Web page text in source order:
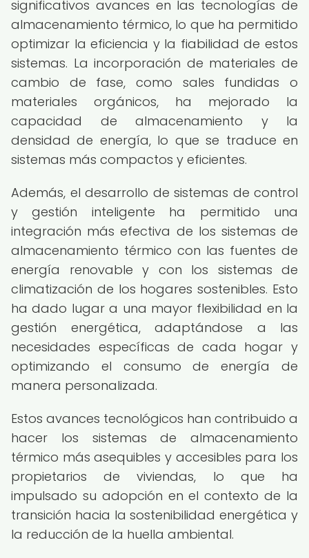
significativos avances en las tecnologías de
almacenamiento térmico, lo que ha permitido
optimizar la eficiencia y la fiabilidad de estos
sistemas. La incorporación de materiales de
cambio de fase, como sales fundidas o
materiales orgánicos, ha mejorado la
capacidad de almacenamiento y la
densidad de energía, lo que se traduce en
sistemas más compactos y eficientes.
Además, el desarrollo de sistemas de control
y gestión inteligente ha permitido una
integración más efectiva de los sistemas de
almacenamiento térmico con las fuentes de
energía renovable y con los sistemas de
climatización de los hogares sostenibles. Esto
ha dado lugar a una mayor flexibilidad en la
gestión energética, adaptándose a las
necesidades específicas de cada hogar y
optimizando el consumo de energía de
manera personalizada.
Estos avances tecnológicos han contribuido a
hacer los sistemas de almacenamiento
térmico más asequibles y accesibles para los
propietarios de viviendas, lo que ha
impulsado su adopción en el contexto de la
transición hacia la sostenibilidad energética y
la reducción de la huella ambiental.